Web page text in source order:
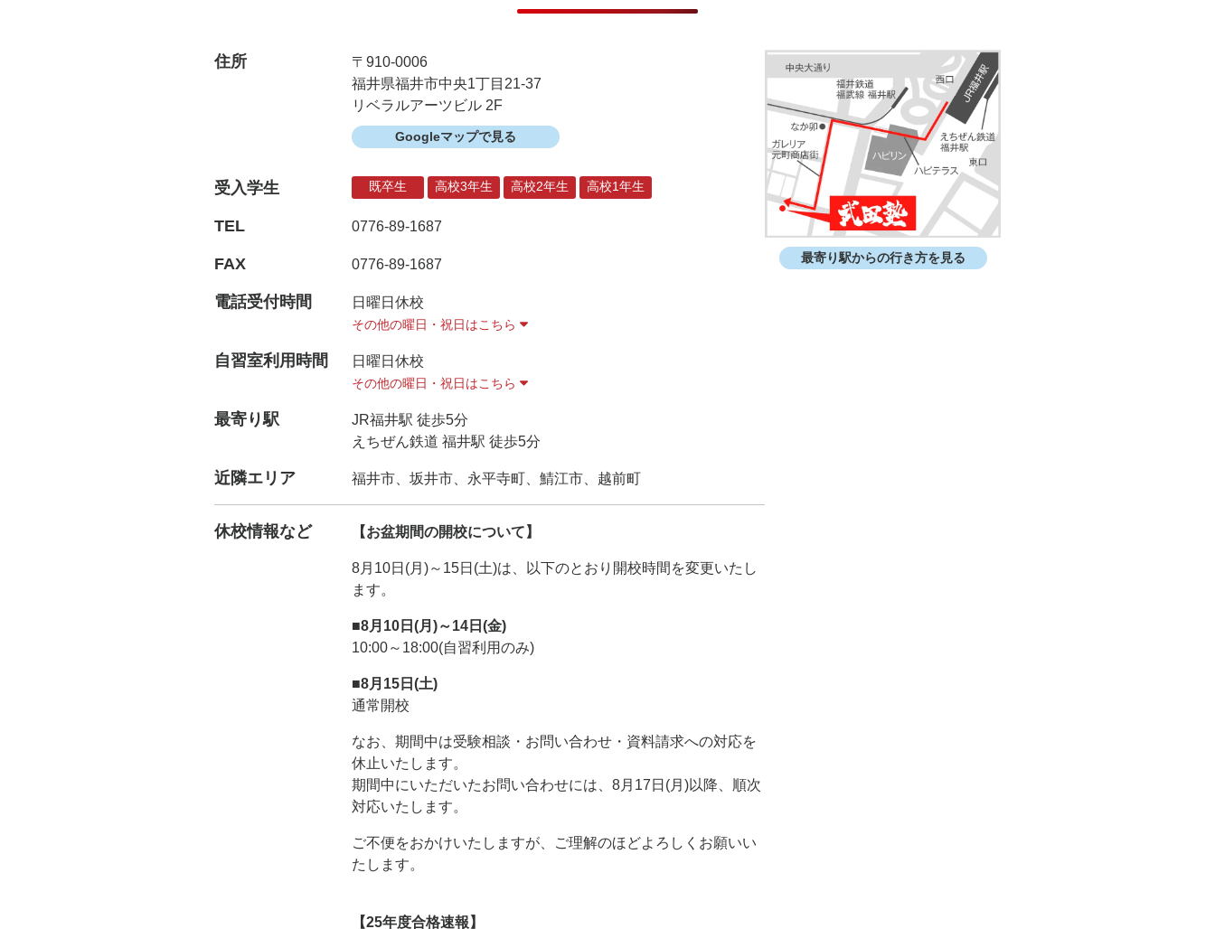
最寄り駅からの行き方を見る
住所
〒910-0006
福井県福井市中央1丁目21-37
リベラルアーツビル 2F
Googleマップで見る
受入学生 既卒生 高校3年生 高校2年生 高校1年生
TEL 0776-89-1687
FAX 0776-89-1687
電話受付時間 日曜日休校
その他の曜日・祝日はこちら
自習室利用時間 日曜日休校
その他の曜日・祝日はこちら
最寄り駅
JR福井駅 徒歩5分
えちぜん鉄道 福井駅 徒歩5分
近隣エリア 福井市、坂井市、永平寺町、鯖江市、越前町
休校情報など 【お盆期間の開校について】
8月10日(月)～15日(土)は、以下のとおり開校時間を変更いたし
ます。
■8月10日(月)～14日(金)
10:00～18:00(自習利用のみ)
■8月15日(土)
通常開校
なお、期間中は受験相談・お問い合わせ・資料請求への対応を
休止いたします。
期間中にいただいたお問い合わせには、8月17日(月)以降、順次
対応いたします。
ご不便をおかけいたしますが、ご理解のほどよろしくお願いい
たします。
【25年度合格速報】